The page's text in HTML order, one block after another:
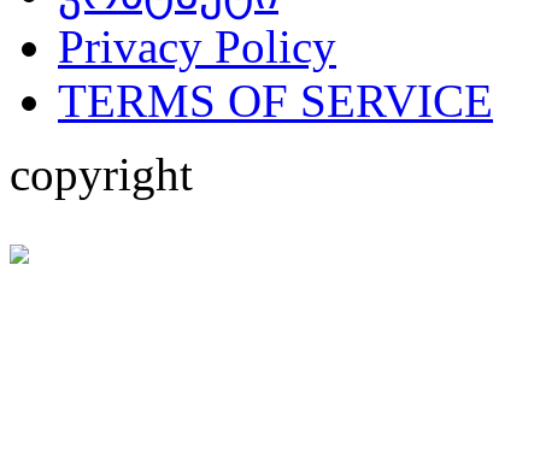
Privacy Policy
TERMS OF SERVICE
copyright